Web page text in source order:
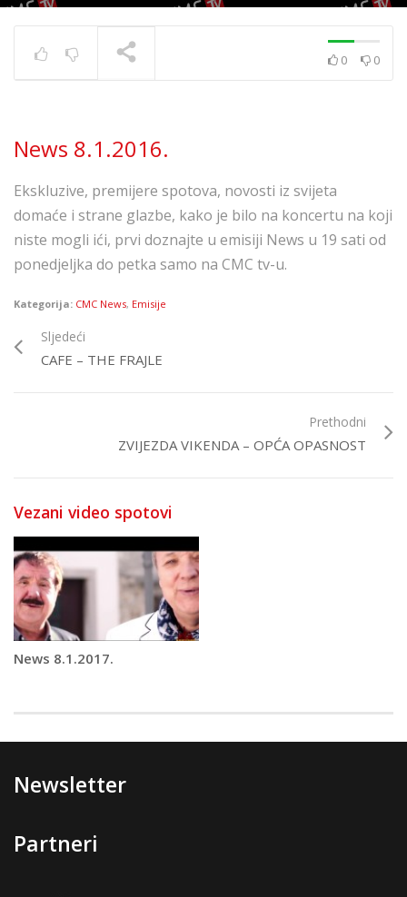
0 0
News 8.1.2016.
Ekskluzive, premijere spotova, novosti iz svijeta
domaće i strane glazbe, kako je bilo na koncertu na koji
niste mogli ići, prvi doznajte u emisiji News u 19 sati od
ponedjeljka do petka samo na CMC tv-u.
Kategorija: CMC News, Emisije
Sljedeći
CAFE – THE FRAJLE
Prethodni
ZVIJEZDA VIKENDA – OPĆA OPASNOST
Vezani video spotovi
News 8.1.2017.
Newsletter
Partneri